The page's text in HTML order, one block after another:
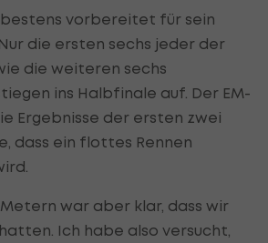
vorbereitet für sein
die ersten sechs jeder der
die weiteren sechs
ins Halbfinale auf. Der EM-
Ergebnisse der ersten zwei
dass ein flottes Rennen
war aber klar, dass wir
Ich habe also versucht,